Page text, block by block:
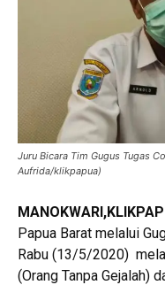
Juru Bicara Tim Gugus Tugas
Aufrida/klikpapua)
Papua Barat melalui
Rabu (13/5/2020)
(Orang Tanpa Gejalah)